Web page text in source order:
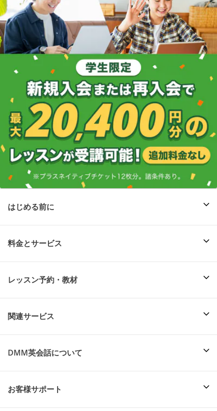
はじめる前に
料金とサービス
レッスン予約・教材
関連サービス
DMM英会話について
お客様サポート